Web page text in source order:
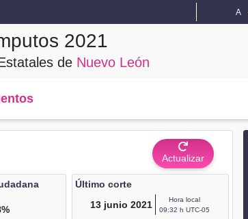
A
2021
de Nuevo León
Actualizar
Último corte
13 junio 2021
Hora local
09:32 h UTC-05